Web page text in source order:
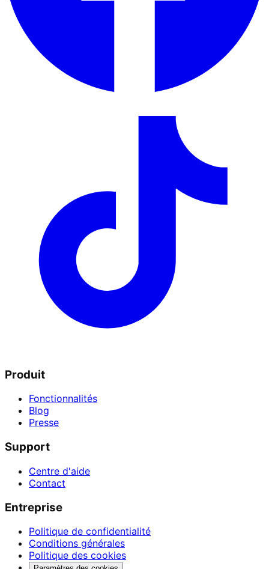
Produit
Fonctionnalités
Blog
Presse
Support
Centre d'aide
Contact
Entreprise
Politique de confidentialité
Conditions générales
Politique des cookies